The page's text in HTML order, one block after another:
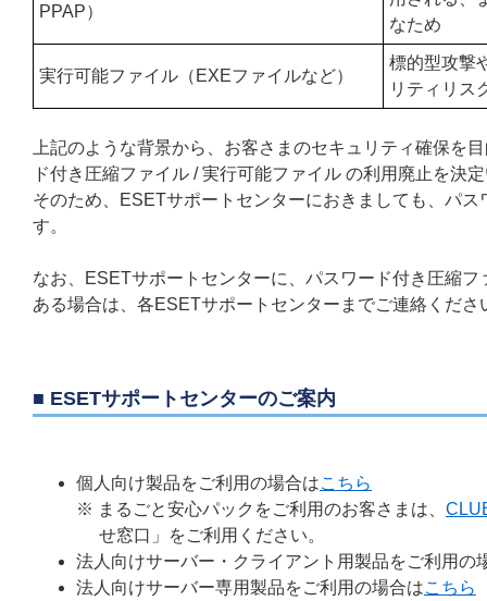
PPAP）
なため
実行可能ファイル（EXEファイルなど）
標的型攻撃
リティリス
上記のような背景から、お客さまのセキュリティ確保を
ド付き圧縮ファイル / 実行可能ファイル の利用廃止を決
そのため、ESETサポートセンターにおきましても、パ
す。
なお、ESETサポートセンターに、パスワード付き圧縮
ある場合は、各ESETサポートセンターまでご連絡くださ
■ ESETサポートセンターのご案内
個人向け製品をご利用の場合はこちら
※ まるごと安心パックをご利用のお客さまは、
せ窓口」をご利用ください。
法人向けサーバー・クライアント用製品をご利用の
法人向けサーバー専用製品をご利用の場合はこちら